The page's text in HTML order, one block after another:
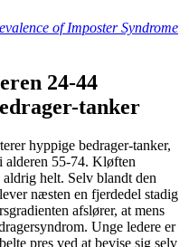
of Imposter Syndrome
24-44
tanker
hyppige bedrager-tanker,
alderen 55-74. Kløften
helt. Selv blandt den
næsten en fjerdedel stadig
afslører, at mens
Unge ledere er
pres ved at bevise sig selv